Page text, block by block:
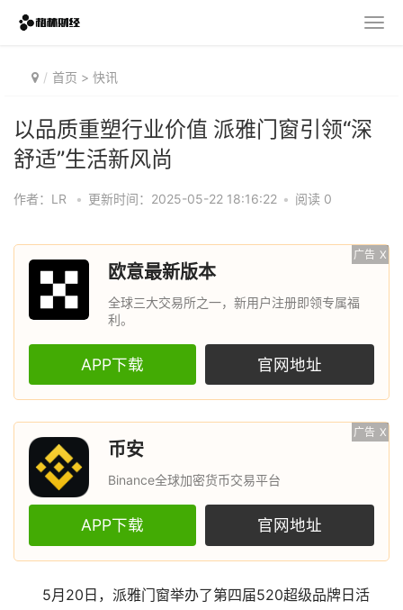
首页 > 快讯
以品质重塑行业价值 派雅门窗引领“深
舒适”生活新风尚
作者：LR • 更新时间：2025-05-22 18:16:22 • 阅读 0
广告 X
欧意最新版本
全球三大交易所之一，新用户注册即领专属福
利。
APP下载 官网地址
广告 X
币安
Binance全球加密货币交易平台
APP下载 官网地址
5月20日，派雅门窗举办了第四届520超级品牌日活